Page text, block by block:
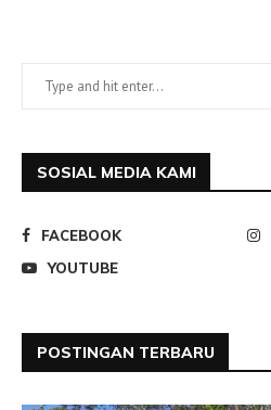
SOSIAL MEDIA KAMI
FACEBOOK
YOUTUBE
POSTINGAN TERBARU